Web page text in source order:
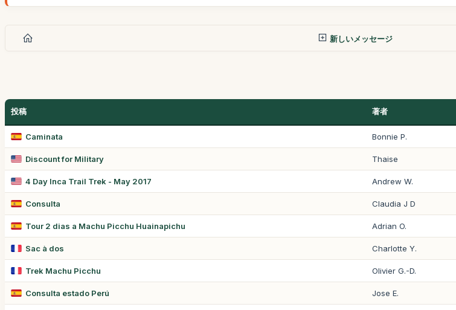
新しいメッセージ
投稿 著者
Caminata Bonnie P.
Discount for Military Thaise
4 Day Inca Trail Trek - May 2017 Andrew W.
Consulta Claudia J D
Tour 2 dias a Machu Picchu Huainapichu Adrian O.
Sac à dos Charlotte Y.
Trek Machu Picchu Olivier G.-D.
Consulta estado Perú Jose E.